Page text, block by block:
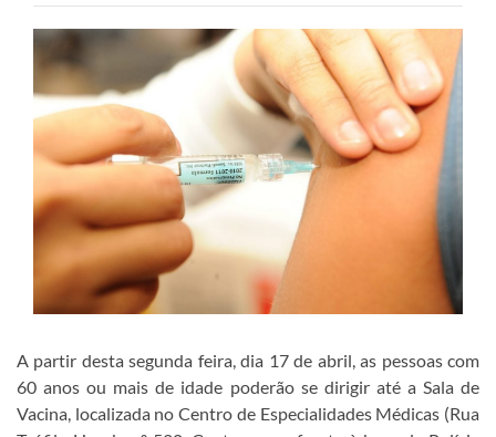
A partir desta segunda feira, dia 17 de abril, as pessoas com
60 anos ou mais de idade poderão se dirigir até a Sala de
Vacina, localizada no Centro de Especialidades Médicas (Rua